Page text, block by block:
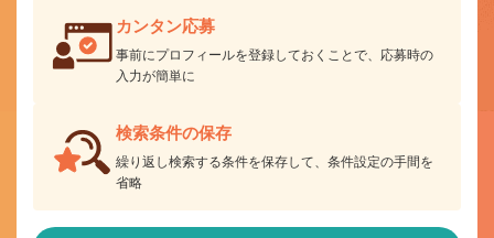
カンタン応募
事前にプロフィールを登録しておくことで、応募時の
入力が簡単に
検索条件の保存
繰り返し検索する条件を保存して、条件設定の手間を
省略